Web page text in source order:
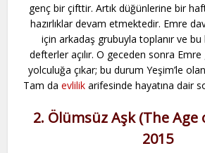
genç bir çifttir. Artık düğünlerine bir
hazırlıklar devam etmektedir. Emre
için arkadaş grubuyla toplanır ve
defterler açılır. O geceden sonra
yolculuğa çıkar; bu durum Yeşim’le
Tam da evlilikarifesinde hayatına dair
2. Ölümsüz Aşk (The Age
2015